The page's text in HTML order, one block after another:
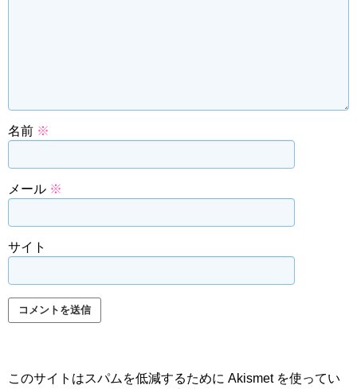
名前 ※
メール ※
サイト
このサイトはスパムを低減するために Akismet を使ってい